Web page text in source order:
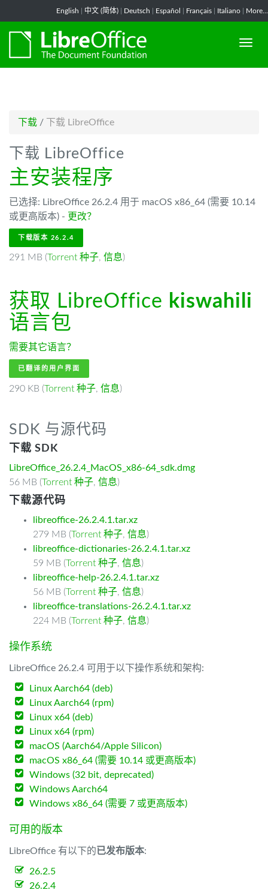
English 中文 (简体) Deutsch Español Français Italiano More...
下载 / 下载 LibreOffice
下载 LibreOffice
主安装程序
已选择: LibreOffice 26.2.4 用于 macOS x86_64 (需要 10.14
或更高版本) - 更改？
下载版本 26.2.4
291 MB (Torrent 种子, 信息)
获取 LibreOffice kiswahili
语言包
需要其它语言？
已翻译的用户界面
290 KB (Torrent 种子, 信息)
SDK 与源代码
下载 SDK
LibreOffice_26.2.4_MacOS_x86-64_sdk.dmg
56 MB (Torrent 种子, 信息)
下载源代码
libreoffice-26.2.4.1.tar.xz
279 MB (Torrent 种子, 信息)
libreoffice-dictionaries-26.2.4.1.tar.xz
59 MB (Torrent 种子, 信息)
libreoffice-help-26.2.4.1.tar.xz
56 MB (Torrent 种子, 信息)
libreoffice-translations-26.2.4.1.tar.xz
224 MB (Torrent 种子, 信息)
操作系统
LibreOffice 26.2.4 可用于以下操作系统和架构:
Linux Aarch64 (deb)
Linux Aarch64 (rpm)
Linux x64 (deb)
Linux x64 (rpm)
macOS (Aarch64/Apple Silicon)
macOS x86_64 (需要 10.14 或更高版本)
Windows (32 bit, deprecated)
Windows Aarch64
Windows x86_64 (需要 7 或更高版本)
可用的版本
LibreOffice 有以下的已发布版本:
26.2.5
26.2.4